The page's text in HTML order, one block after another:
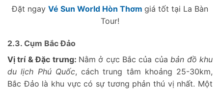
Đặt ngay Vé Sun World Hòn Thơm giá tốt tại La Bàn
Tour!
2.3. Cụm Bắc Đảo
Vị trí & Đặc trưng: Nằm ở cực Bắc của của bản đồ khu
du lịch Phú Quốc, cách trung tâm khoảng 25-30km,
Bắc Đảo là khu vực có sự tương phản thú vị nhất. Một